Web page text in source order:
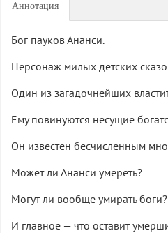
Аннотация
Бог пауков Ананси.
Персонаж милых детских
Один из загадочнейших
Ему повинуются несущие
Он известен бесчисленным
Может ли Ананси умереть?
Могут ли вообще умирать боги?
И главное — что оставит